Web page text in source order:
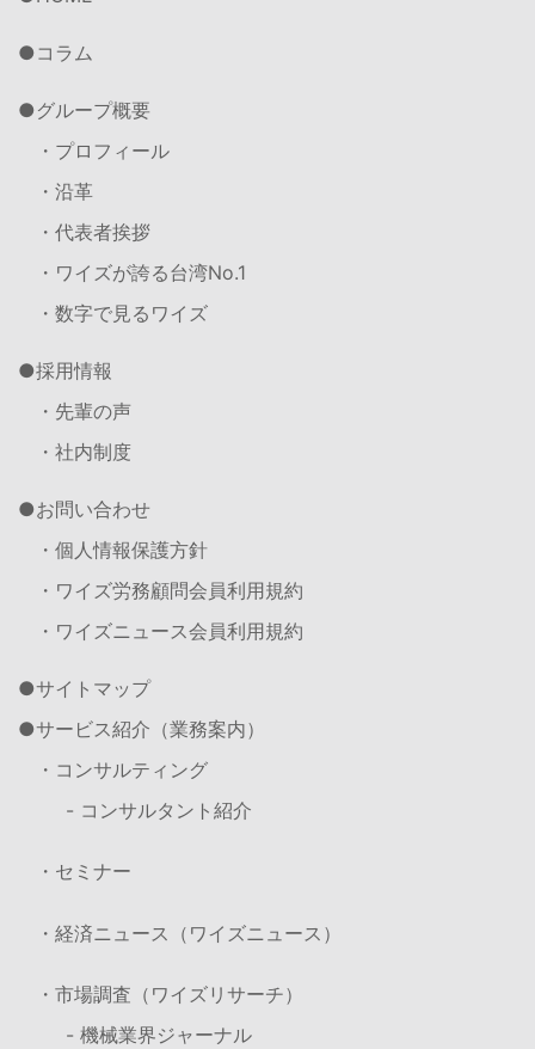
コラム
グループ概要
・プロフィール
・沿革
・代表者挨拶
・ワイズが誇る台湾No.1
・数字で見るワイズ
採用情報
・先輩の声
・社内制度
お問い合わせ
・個人情報保護方針
・ワイズ労務顧問会員利用規約
・ワイズニュース会員利用規約
サイトマップ
サービス紹介（業務案内）
・コンサルティング
- コンサルタント紹介
・セミナー
・経済ニュース（ワイズニュース）
・市場調査（ワイズリサーチ）
- 機械業界ジャーナル